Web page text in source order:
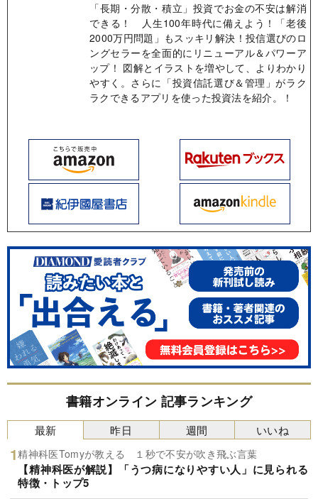
「長期・分散・積立」投資でお金の不安は解消
できる！ 人生100年時代に備えよう！「老後
2000万円問題」もスッキリ解決！投信選びのロ
ングセラーを全面的にリニューアル＆パワーア
ップ！ 図解とイラストを増やして、よりわかり
やすく。さらに「投資信託選び＆管理」がラク
ラクできるアプリを使った投資法を紹介。！
書籍オンライン 記事ランキング
最新
精神科医Tomyが教える １秒で不安が吹き飛ぶ言葉
【精神科医が解説】「うつ病になりやすい人」に見られる
特徴・トップ5
昨日 週間 いいね